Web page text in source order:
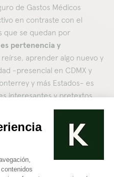
de Gastos Médicos
en contraste con el
que se quedan por
pertenencia y
aprender algo nuevo y
-presencial en CDMX y
y más Estados- es
interesantes y pretextos
real. Pero más allá de
es algo que nadie más en
donde la salud se
sentido.
con prolongar la vida: